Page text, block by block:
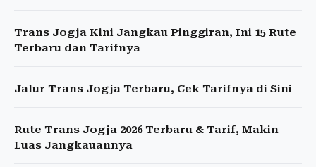
Trans Jogja Kini Jangkau Pinggiran, Ini 15 Rute
Terbaru dan Tarifnya
Jalur Trans Jogja Terbaru, Cek Tarifnya di Sini
Rute Trans Jogja 2026 Terbaru & Tarif, Makin
Luas Jangkauannya